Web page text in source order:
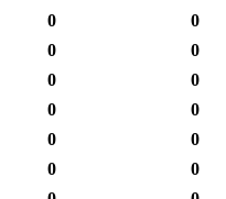
0
0
0
0
0
0
0
0
0
0
0
0